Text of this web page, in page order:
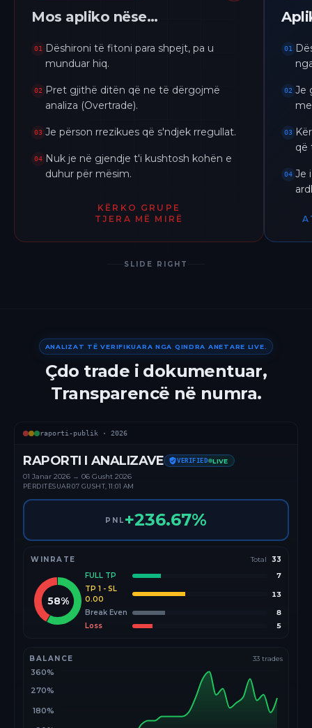
Mos apliko nëse…
01
Dëshironi të fitoni para shpejt, pa u
munduar hiq.
02
Pret gjithë ditën që ne të dërgojmë
analiza (Overtrade).
03 Je përson rrezikues që s'ndjek rregullat.
04 Nuk je në gjendje t'i kushtosh kohën e
duhur për mësim.
KËRKO GRUPE
TJERA MË MIRË
01
02 Je
03
që
04 Je
SLIDE RIGHT
ANALIZAT TË VERIFIKUARA NGA QINDRA ANETARE LIVE.
Çdo trade i dokumentuar,
Transparencë në numra.
raporti-publik · 2026
RAPORTI I ANALIZAVE VERIFIED LIVE
01 Janar 2026 → 06 Gusht 2026
PËRDITËSUAR07 GUSHT, 11:01 AM
PNL +236.67%
WINRATE Total 33
58%
FULL TP
7
TP 1 - SL
0.00
13
Break Even
8
Loss
5
BALANCE 33 trades
180%
270%
360%